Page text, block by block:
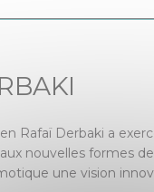
Derbaki a
nouvelles
une vision